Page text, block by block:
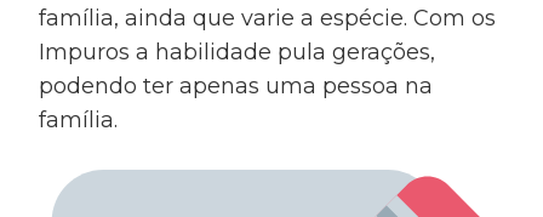
família, ainda que varie a espécie. Com os
Impuros a habilidade pula gerações,
podendo ter apenas uma pessoa na
família.